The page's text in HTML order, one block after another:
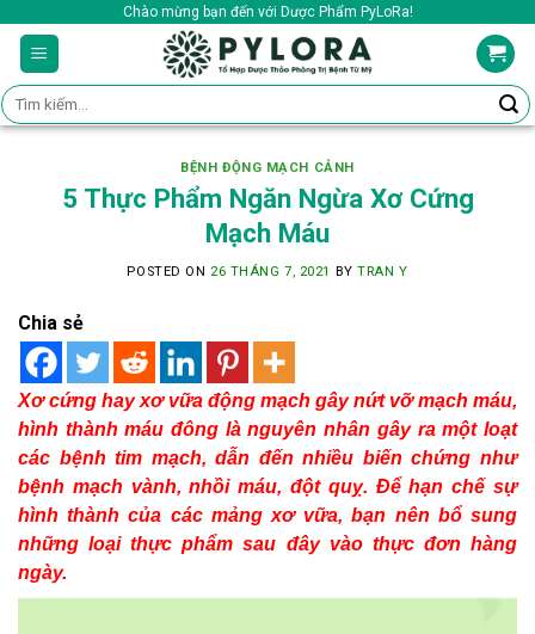
content
Chào mừng bạn đến với Dược Phẩm PyLoRa!
Tìm
kiếm:
BỆNH ĐỘNG MẠCH CẢNH
5 Thực Phẩm Ngăn Ngừa Xơ Cứng
Mạch Máu
POSTED ON 26 THÁNG 7, 2021 BYTRAN Y
Chia sẻ
Xơ cứng hay xơ vữa động mạch gây nứt vỡ mạch máu,
hình thành máu đông là nguyên nhân gây ra một loạt
các bệnh tim mạch, dẫn đến nhiều biến chứng như
bệnh mạch vành, nhồi máu, đột quỵ. Để hạn chế sự
hình thành của các mảng xơ vữa, bạn nên bổ sung
những loại thực phẩm sau đây vào thực đơn hàng
ngày.